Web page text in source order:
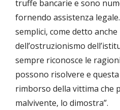
truffe bancarie e sono
fornendo assistenza
semplici, come detto anche
dell’ostruzionismo
sempre riconosce le
possono risolvere e
rimborso della vittima che
malvivente, lo dimostra”.